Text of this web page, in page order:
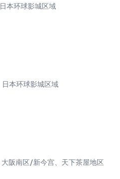
日本环球影城区域
日本环球影城区域
大阪南区/新今宫、天下茶屋地区